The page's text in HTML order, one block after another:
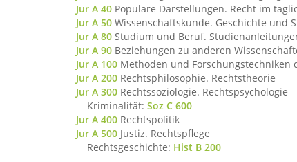
Jur A 40 Populäre Darstellungen. Recht im
Jur A 50 Wissenschaftskunde. Geschichte und
Jur A 80 Studium und Beruf.
Jur A 90 Beziehungen zu anderen
Jur A 100 Methoden und Forschungstechniken
Jur A 200 Rechtsphilosophie. Rechtstheorie
Jur A 300 Rechtssoziologie. Rechtspsychologie
Kriminalität: Soz C 600
Jur A 400 Rechtspolitik
Jur A 500 Justiz. Rechtspflege
Rechtsgeschichte: Hist B 200